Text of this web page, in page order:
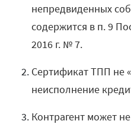
непредвиденных
содержится в п. 9
2016 г. № 7.
Сертификат ТПП не
неисполнение
Контрагент может